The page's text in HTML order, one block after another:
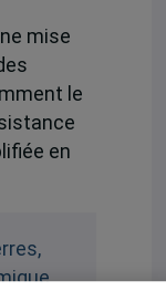
mise
le
en